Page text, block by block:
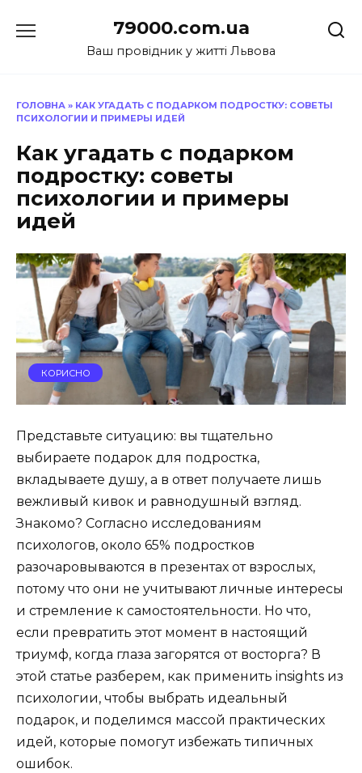
до
79000.com.ua
Ваш провідник у житті Львова
ГОЛОВНА » КАК УГАДАТЬ С ПОДАРКОМ ПОДРОСТКУ: СОВЕТЫ
ПСИХОЛОГИИ И ПРИМЕРЫ ИДЕЙ
Как угадать с подарком
подростку: советы
психологии и примеры
идей
КОРИСНО
Представьте ситуацию: вы тщательно
выбираете подарок для подростка,
вкладываете душу, а в ответ получаете лишь
вежливый кивок и равнодушный взгляд.
Знакомо? Согласно исследованиям
психологов, около 65% подростков
разочаровываются в презентах от взрослых,
потому что они не учитывают личные интересы
и стремление к самостоятельности. Но что,
если превратить этот момент в настоящий
триумф, когда глаза загорятся от восторга? В
этой статье разберем, как применить insights из
психологии, чтобы выбрать идеальный
подарок, и поделимся массой практических
идей, которые помогут избежать типичных
ошибок.